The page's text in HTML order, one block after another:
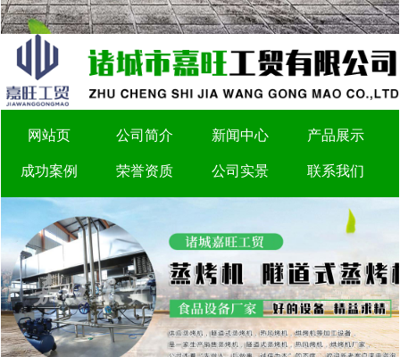
网站页 公司简介 新闻中心 产品展示
成功案例 荣誉资质 公司实景 联系我们